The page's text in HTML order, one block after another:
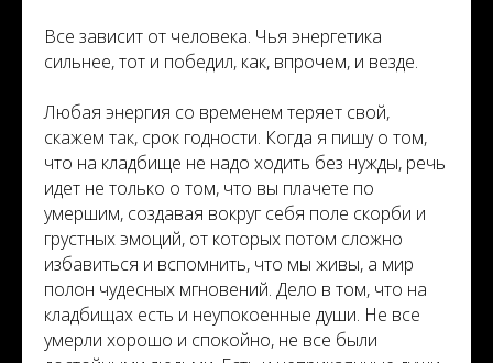
Все зависит от человека. Чья энергетика
сильнее, тот и победил, как, впрочем, и везде.
Любая энергия со временем теряет свой,
скажем так, срок годности. Когда я пишу о том,
что на кладбище не надо ходить без нужды, речь
идет не только о том, что вы плачете по
умершим, создавая вокруг себя поле скорби и
грустных эмоций, от которых потом сложно
избавиться и вспомнить, что мы живы, а мир
полон чудесных мгновений. Дело в том, что на
кладбищах есть и неупокоенные души. Не все
умерли хорошо и спокойно, не все были